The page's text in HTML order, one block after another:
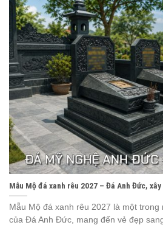
Mẫu Mộ đá xanh rêu 2027 – Đá Anh Đức,
Mẫu Mộ đá xanh rêu 2027 là một
của Đá Anh Đức, mang đến vẻ đẹp